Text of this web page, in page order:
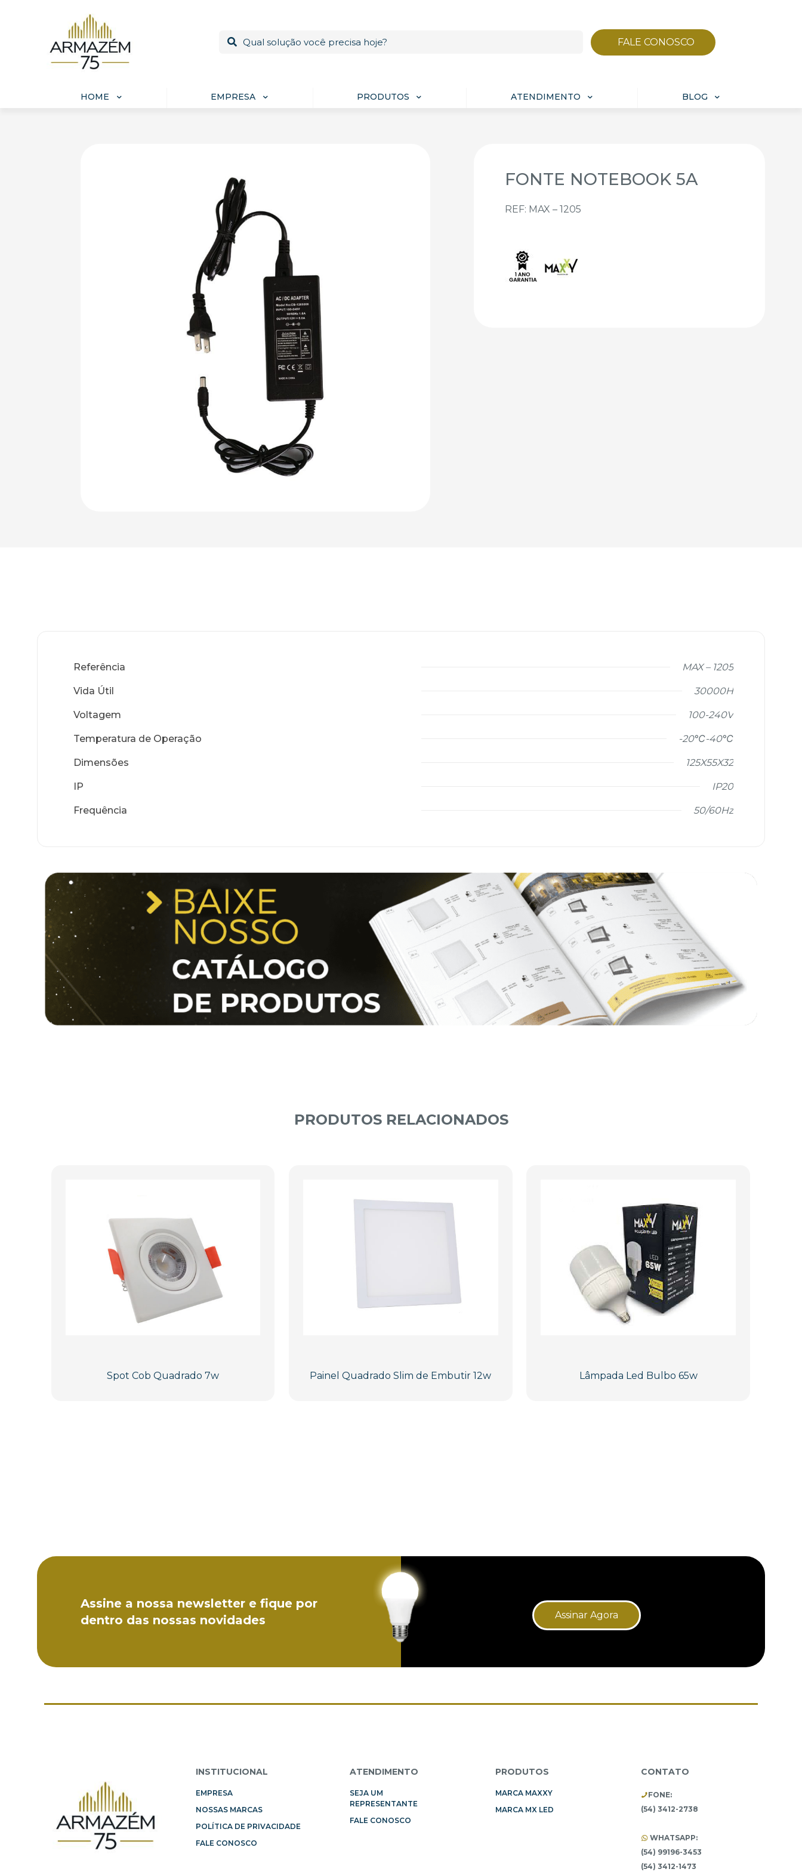
FALE CONOSCO
HOME EMPRESA PRODUTOS ATENDIMENTO BLOG
FONTE NOTEBOOK 5A
REF: MAX – 1205
Referência MAX – 1205
Vida Útil 30000H
Voltagem 100-240V
Temperatura de Operação -20℃-40℃
Dimensões 125X55X32
IP IP20
Frequência 50/60Hz
PRODUTOS RELACIONADOS
Spot Cob Quadrado 7w Painel Quadrado Slim de Embutir 12w Lâmpada Led Bulbo 65w
Assine a nossa newsletter e fique por
dentro das nossas novidades
Assinar Agora
INSTITUCIONAL
EMPRESA
NOSSAS MARCAS
POLÍTICA DE PRIVACIDADE
FALE CONOSCO
ATENDIMENTO
SEJA UM
REPRESENTANTE
FALE CONOSCO
PRODUTOS
MARCA MAXXY
MARCA MX LED
CONTATO
FONE:
(54) 3412-2738
WHATSAPP:
(54) 99196-3453
(54) 3412-1473